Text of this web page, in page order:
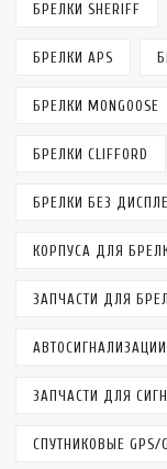
БРЕЛКИ SHERIFF
БРЕЛКИ APS
БРЕЛКИ MONGOOSE
БРЕЛКИ CLIFFORD
БРЕЛКИ БЕЗ
КОРПУСА ДЛЯ
ЗАПЧАСТИ ДЛЯ
АВТОСИГНАЛИЗАЦИИ
ЗАПЧАСТИ ДЛЯ
СПУТНИКОВЫЕ